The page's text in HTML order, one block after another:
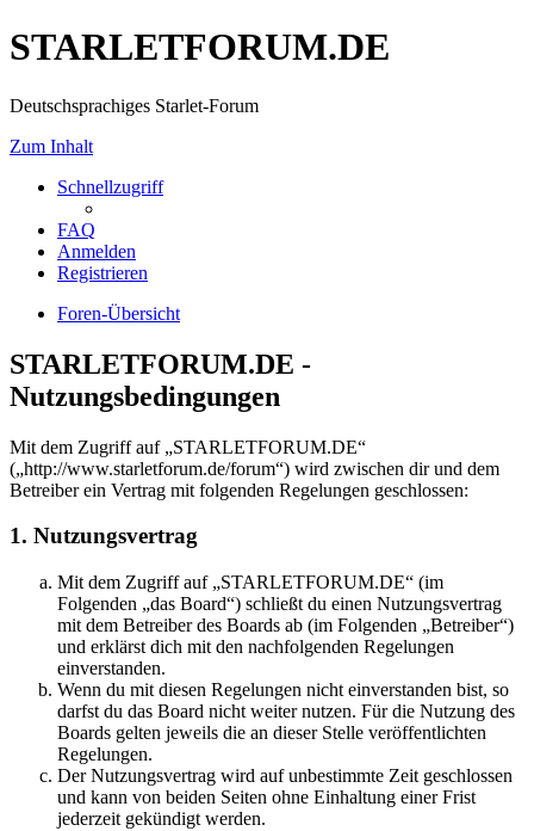
STARLETFORUM.DE
Deutschsprachiges Starlet-Forum
Zum Inhalt
Schnellzugriff
FAQ
Anmelden
Registrieren
Foren-Übersicht
STARLETFORUM.DE -
Nutzungsbedingungen
Mit dem Zugriff auf „STARLETFORUM.DE“
(„http://www.starletforum.de/forum“) wird zwischen dir und dem
Betreiber ein Vertrag mit folgenden Regelungen geschlossen:
1. Nutzungsvertrag
Mit dem Zugriff auf „STARLETFORUM.DE“ (im
Folgenden „das Board“) schließt du einen Nutzungsvertrag
mit dem Betreiber des Boards ab (im Folgenden „Betreiber“)
und erklärst dich mit den nachfolgenden Regelungen
einverstanden.
Wenn du mit diesen Regelungen nicht einverstanden bist, so
darfst du das Board nicht weiter nutzen. Für die Nutzung des
Boards gelten jeweils die an dieser Stelle veröffentlichten
Regelungen.
Der Nutzungsvertrag wird auf unbestimmte Zeit geschlossen
und kann von beiden Seiten ohne Einhaltung einer Frist
jederzeit gekündigt werden.